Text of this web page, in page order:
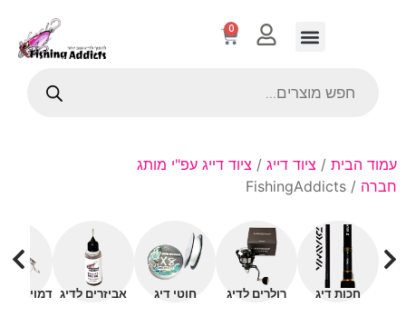
0
עמוד הבית / ציוד דייג / ציוד דייג עפ"י מותג
חברה / FishingAddicts
חכות דיג רולרים לדיג חוטי דיג אביזרים לדיג דמויים